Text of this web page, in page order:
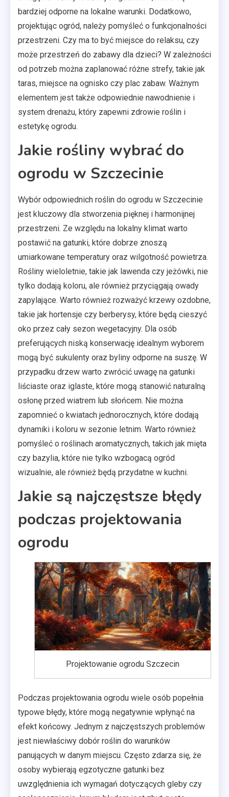
bardziej odporne na lokalne warunki. Dodatkowo,
projektując ogród, należy pomyśleć o funkcjonalności
przestrzeni. Czy ma to być miejsce do relaksu, czy
może przestrzeń do zabawy dla dzieci? W zależności
od potrzeb można zaplanować różne strefy, takie jak
taras, miejsce na ognisko czy plac zabaw. Ważnym
elementem jest także odpowiednie nawodnienie i
system drenażu, który zapewni zdrowie roślin i
estetykę ogrodu.
Jakie rośliny wybrać do
ogrodu w Szczecinie
Wybór odpowiednich roślin do ogrodu w Szczecinie
jest kluczowy dla stworzenia pięknej i harmonijnej
przestrzeni. Ze względu na lokalny klimat warto
postawić na gatunki, które dobrze znoszą
umiarkowane temperatury oraz wilgotność powietrza.
Rośliny wieloletnie, takie jak lawenda czy jeżówki, nie
tylko dodają koloru, ale również przyciągają owady
zapylające. Warto również rozważyć krzewy ozdobne,
takie jak hortensje czy berberysy, które będą cieszyć
oko przez cały sezon wegetacyjny. Dla osób
preferujących niską konserwację idealnym wyborem
mogą być sukulenty oraz byliny odporne na suszę. W
przypadku drzew warto zwrócić uwagę na gatunki
liściaste oraz iglaste, które mogą stanowić naturalną
osłonę przed wiatrem lub słońcem. Nie można
zapomnieć o kwiatach jednorocznych, które dodają
dynamiki i koloru w sezonie letnim. Warto również
pomyśleć o roślinach aromatycznych, takich jak mięta
czy bazylia, które nie tylko wzbogacą ogród
wizualnie, ale również będą przydatne w kuchni.
Jakie są najczęstsze błędy
podczas projektowania
ogrodu
Projektowanie ogrodu Szczecin
Podczas projektowania ogrodu wiele osób popełnia
typowe błędy, które mogą negatywnie wpłynąć na
efekt końcowy. Jednym z najczęstszych problemów
jest niewłaściwy dobór roślin do warunków
panujących w danym miejscu. Często zdarza się, że
osoby wybierają egzotyczne gatunki bez
uwzględnienia ich wymagań dotyczących gleby czy